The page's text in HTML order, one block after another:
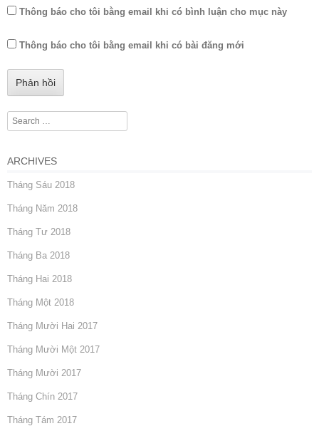
Thông báo cho tôi bằng email khi có bình luận cho mục này
Thông báo cho tôi bằng email khi có bài đăng mới
Search
ARCHIVES
Tháng Sáu 2018
Tháng Năm 2018
Tháng Tư 2018
Tháng Ba 2018
Tháng Hai 2018
Tháng Một 2018
Tháng Mười Hai 2017
Tháng Mười Một 2017
Tháng Mười 2017
Tháng Chín 2017
Tháng Tám 2017